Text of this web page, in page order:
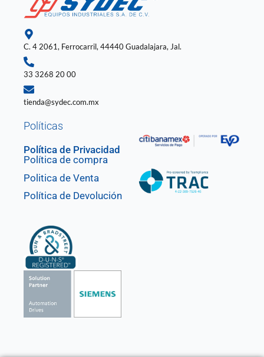
o
k
r
a
i
n
e
C. 4 2061, Ferrocarril, 44440 Guadalajara, Jal.
33 3268 20 00
tienda@sydec.com.mx
Políticas
Política de Privacidad
Política de compra
Politica de Venta
Política de Devolución